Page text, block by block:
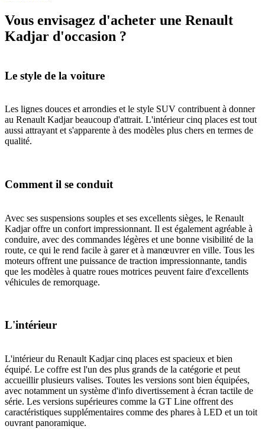
Vous envisagez d'acheter une Renault
Kadjar d'occasion ?
Le style de la voiture
Les lignes douces et arrondies et le style SUV contribuent à donner
au Renault Kadjar beaucoup d'attrait. L'intérieur cinq places est tout
aussi attrayant et s'apparente à des modèles plus chers en termes de
qualité.
Comment il se conduit
Avec ses suspensions souples et ses excellents sièges, le Renault
Kadjar offre un confort impressionnant. Il est également agréable à
conduire, avec des commandes légères et une bonne visibilité de la
route, ce qui le rend facile à garer et à manœuvrer en ville. Tous les
moteurs offrent une puissance de traction impressionnante, tandis
que les modèles à quatre roues motrices peuvent faire d'excellents
véhicules de remorquage.
L'intérieur
L'intérieur du Renault Kadjar cinq places est spacieux et bien
équipé. Le coffre est l'un des plus grands de la catégorie et peut
accueillir plusieurs valises. Toutes les versions sont bien équipées,
avec notamment un système d'info divertissement à écran tactile de
série. Les versions supérieures comme la GT Line offrent des
caractéristiques supplémentaires comme des phares à LED et un toit
ouvrant panoramique.